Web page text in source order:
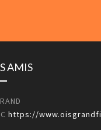
AMIS
https://